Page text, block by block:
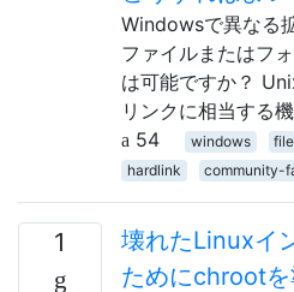
Windowsで異なる
ファイルまたはフ
は可能ですか？
リンクに相当する
54
windows
hardlink
community-
1
壊れたLinuxイ
ためにchroot